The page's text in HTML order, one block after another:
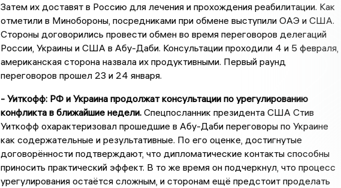
Затем их доставят в Россию для лечения и прохождения реабилитации. Как
отметили в Минобороны, посредниками при обмене выступили ОАЭ и США.
Стороны договорились провести обмен во время переговоров делегаций
России, Украины и США в Абу-Даби. Консультации проходили 4 и 5 февраля,
американская сторона назвала их продуктивными. Первый раунд
переговоров прошел 23 и 24 января.
- Уиткофф: РФ и Украина продолжат консультации по урегулированию
конфликта в ближайшие недели.Спецпосланник президента США Стив
Уиткофф охарактеризовал прошедшие в Абу-Даби переговоры по Украине
как содержательные и результативные. По его оценке, достигнутые
договорённости подтверждают, что дипломатические контакты способны
приносить практический эффект. В то же время он подчеркнул, что процесс
урегулирования остаётся сложным, и сторонам ещё предстоит проделать